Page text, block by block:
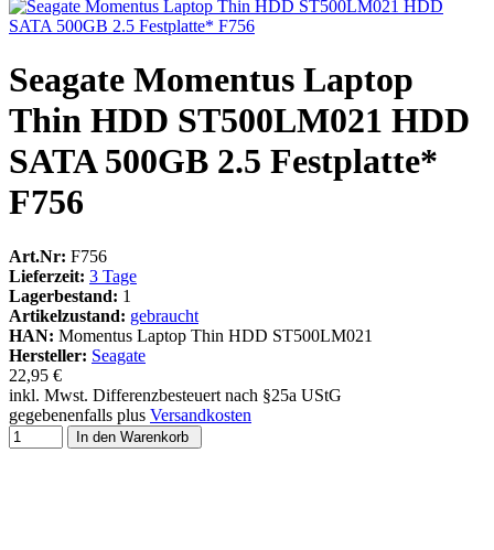
Seagate Momentus Laptop
Thin HDD ST500LM021 HDD
SATA 500GB 2.5 Festplatte*
F756
Art.Nr: F756
Lieferzeit: 3 Tage
Lagerbestand: 1
Artikelzustand: gebraucht
HAN: Momentus Laptop Thin HDD ST500LM021
Hersteller: Seagate
22,95 €
inkl. Mwst. Differenzbesteuert nach §25a UStG
gegebenenfalls plus Versandkosten
In den Warenkorb